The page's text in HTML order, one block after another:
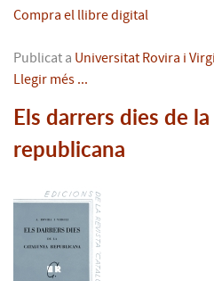
Compra el llibre digital
Publicat a Universitat Rovira i
Llegir més ...
Els darrers dies de
republicana